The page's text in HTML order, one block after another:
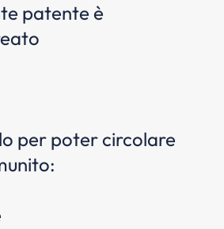
patente è
per poter circolare